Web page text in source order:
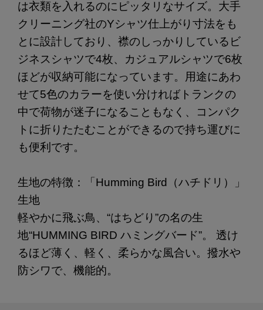
は衣類を入れるのにピッタリなサイズ。大手
クリーニング社のYシャツ仕上がり寸法をも
とに設計しており、襟のしっかりしているビ
ジネスシャツで4枚、カジュアルシャツで6枚
ほどが収納可能になっています。用途にあわ
せて5色のカラーを使い分ければトランクの
中で荷物が迷子になることもなく、コンパク
トに折りたたむことができるので持ち運びに
も便利です。
生地の特徴：「Humming Bird（ハチドリ）」
生地
軽やかに飛ぶ鳥、“はちどり”の名の生
地“HUMMING BIRD ハミングバード”。 透け
るほど薄く、軽く、柔らかな風合い。撥水や
防シワで、機能的。